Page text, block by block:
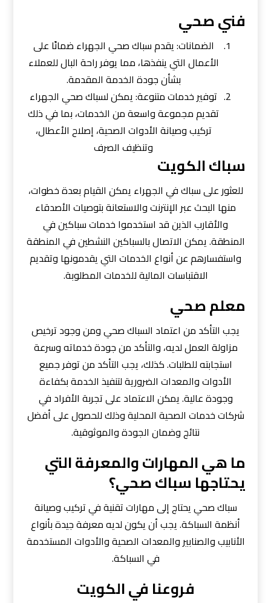
فني صحي
الضمانات: يقدم سباك صحي الجهراء ضمانًا على
الأعمال التي ينفذها، مما يوفر راحة البال للعملاء
بشأن جودة الخدمة المقدمة.
توفير خدمات متنوعة: يمكن لسباك صحي الجهراء
تقديم مجموعة واسعة من الخدمات، بما في ذلك
تركيب وصيانة الأدوات الصحية، إصلاح الأعطال،
وتنظيف الصرف
سباك الكويت
للعثور على سباك في الجهراء يمكن القيام بعدة خطوات،
منها البحث عبر الإنترنت والاستعانة بتوصيات الأصدقاء
والأقارب الذين قد استخدموا خدمات سباكين في
المنطقة. يمكن الاتصال بالسباكين النشطين في المنطقة
واستفسارهم عن أنواع الخدمات التي يقدمونها وتقديم
الاقتباسات المالية للخدمات المطلوبة.
معلم صحي
يجب التأكد من اعتماد السباك صحي ومن وجود ترخيص
مزاولة العمل لديه، والتأكد من جودة خدماته وسرعة
استجابته للطلبات. كذلك، يجب التأكد من توفر جميع
الأدوات والمعدات الضرورية لتنفيذ الخدمة بكفاءة
وجودة عالية. يمكن الاعتماد على تجربة الأفراد في
شركات خدمات الصحية المحلية وذلك للحصول على أفضل
نتائج وضمان الجودة والموثوقية.
ما هي المهارات والمعرفة التي
يحتاجها سباك صحي؟
سباك صحي يحتاج إلى مهارات تقنية في تركيب وصيانة
أنظمة السباكة. يجب أن يكون لديه معرفة جيدة بأنواع
الأنابيب والصنابير والمعدات الصحية والأدوات المستخدمة
في السباكة.
فروعنا في الكويت